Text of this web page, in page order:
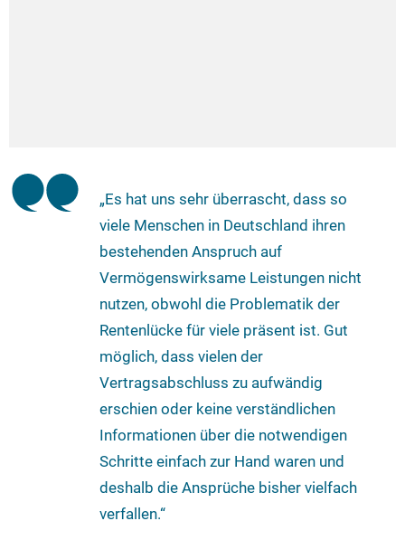
„Es hat uns sehr überrascht, dass so
viele Menschen in Deutschland ihren
bestehenden Anspruch auf
Vermögenswirksame Leistungen nicht
nutzen, obwohl die Problematik der
Rentenlücke für viele präsent ist. Gut
möglich, dass vielen der
Vertragsabschluss zu aufwändig
erschien oder keine verständlichen
Informationen über die notwendigen
Schritte einfach zur Hand waren und
deshalb die Ansprüche bisher vielfach
verfallen.“